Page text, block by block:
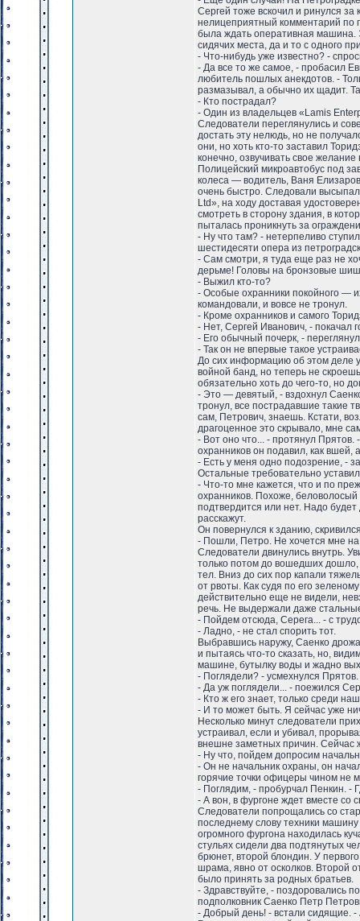
Сергей тоже вскочил и ринулся
нелицеприятный комментарий по
была ждать оперативная машина.
сидячих места, да и то с одного
- Что-нибудь уже известно? -
- Да все то же самое, - пробасил
любитель пошлых анекдотов. -
размазывал, а обычно их щадит.
- Кто пострадал?
- Один из владельцев «Lamis
Следователи переглянулись и
достать эту нелюдь, но не
они, но хоть кто-то заставил
конечно, озвучивать свое желание
Полицейский микроавтобус под
колеса — водитель, Ваня
очень быстро. Следовали
Ltd», на ходу доставая
смотреть в сторону здания, в
пыталась проникнуть за
- Ну что там? - нетерпеливо
шестидесяти опера из
- Сам смотри, я туда еще раз не
дерьме! Головы на бронзовые
- Выжил кто-то?
- Особые охранники покойного —
командовали, и вовсе не тронул.
- Кроме охранников и самого
- Нет, Сергей Иванович, - покачал
- Его обычный почерк, -
- Так он не впервые такое
До сих информацию об этом деле
войной банд, но теперь не
обязательно хоть до чего-то, но
- Это — девятый, - вздохнул
тронул, все пострадавшие такие
сам, Петрович, знаешь. Кстати,
драгоценное это скрывало, мне
- Вот оно что... - протянул Прятов.
охранников он подавил, как вшей,
- Есть у меня одно подозрение, -
Остальные требовательно
- Что-то мне кажется, что и по
охранников. Похоже, беловолосый
подтвердится или нет. Надо
расскажут.
Он повернулся к зданию,
- Пошли, Петро. Не хочется мне на
Следователи двинулись внутрь.
только потом до вошедших дошло,
тел. Вниз до сих пор капали
от рвоты. Как судя по его
действительно еще не видели,
речь. Не выдержали даже
- Пойдем отсюда, Серега... - с
- Ладно, - не стал спорить тот.
Выбравшись наружу, Саенко
и пытаясь что-то сказать, но,
машине, бутылку воды и жадно
- Поглядели? - усмехнулся Прятов.
- Да уж поглядели... - поежился
- Кто ж его знает, только среди
- И то может быть. Я сейчас уже
Несколько минут следователи
устраивал, если и убивал,
внешне заметных причин. Сейчас
- Ну что, пойдем допросим
- Он не начальник охраны, он
горячие точки офицеры чином не
- Поглядим, - пробурчал Пенкин. -
- А вон, в фургоне ждет вместе со
Следователи попрощались со
последнему слову техники
огромного фургона находилась
стульях сидели два подтянутых
брюнет, второй блондин. У
шрама, явно от осколков. Второй
было принять за родных братьев.
- Здравствуйте, - поздоровались
подполковник Саенко Петр
- Добрый день! - встали сидящие. -